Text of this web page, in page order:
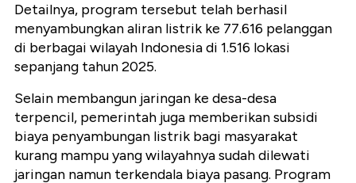
Detailnya, program tersebut telah berhasil
menyambungkan aliran listrik ke 77.616 pelanggan
di berbagai wilayah Indonesia di 1.516 lokasi
sepanjang tahun 2025.
Selain membangun jaringan ke desa-desa
terpencil, pemerintah juga memberikan subsidi
biaya penyambungan listrik bagi masyarakat
kurang mampu yang wilayahnya sudah dilewati
jaringan namun terkendala biaya pasang. Program